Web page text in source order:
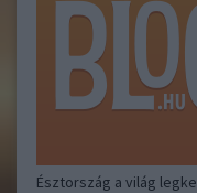
Észtország a világ